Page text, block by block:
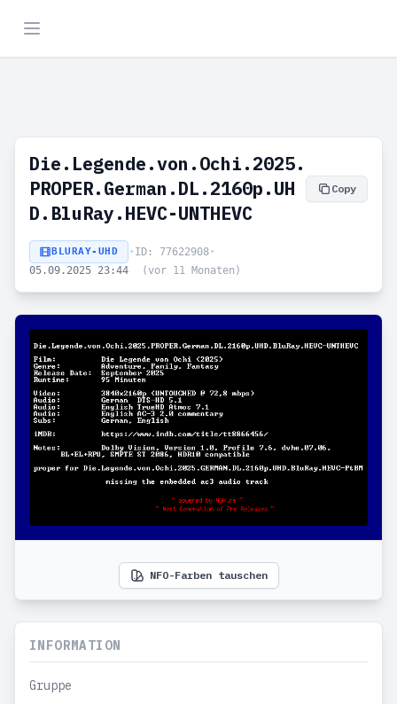
Die.Legende.von.Ochi.2025.
PROPER.German.DL.2160p.UH
D.BluRay.HEVC-UNTHEVC
Copy
BLURAY-UHD • ID: 77622908•
05.09.2025 23:44
(vor 11 Monaten)
NFO-Farben tauschen
INFORMATION
Gruppe